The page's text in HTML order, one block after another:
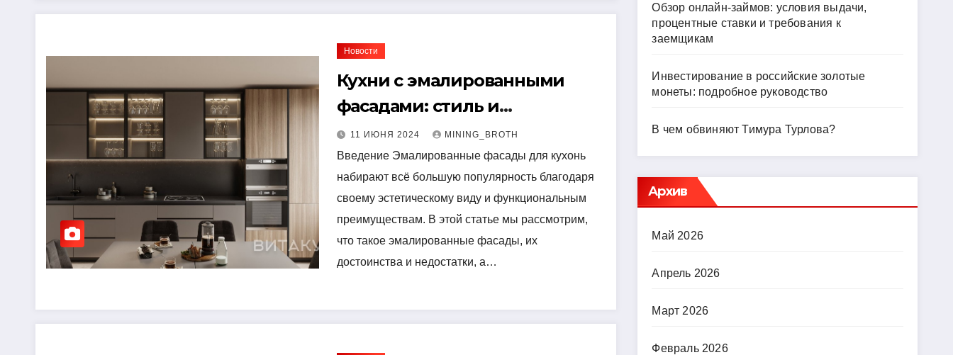
Новости
Кухни с эмалированными
фасадами: стиль и
практичность в одном
решении
11 ИЮНЯ 2024 MINING_BROTH
Введение Эмалированные фасады для кухонь
набирают всё большую популярность благодаря
своему эстетическому виду и функциональным
преимуществам. В этой статье мы рассмотрим,
что такое эмалированные фасады, их
достоинства и недостатки, а…
Обзор онлайн-займов: условия выдачи,
процентные ставки и требования к
заемщикам
Инвестирование в российские золотые
монеты: подробное руководство
В чем обвиняют Тимура Турлова?
Архив
Май 2026
Апрель 2026
Март 2026
Февраль 2026